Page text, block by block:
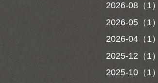
2026-08（1）
2026-05（1）
2026-04（1）
2025-12（1）
2025-10（1）